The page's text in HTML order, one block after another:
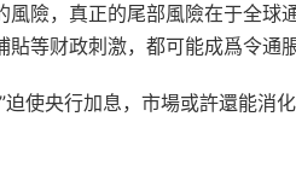
險，真正的尾部風險在于全球
等财政刺激，都可能成爲令通
使央行加息，市場或許還能消